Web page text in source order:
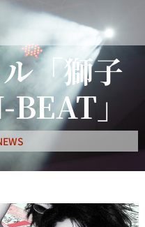
「獅子
」